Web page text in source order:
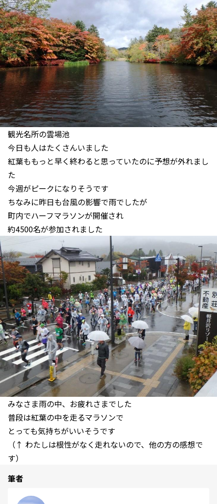
観光名所の雲場池
今日も人はたくさんいました
紅葉ももっと早く終わると思っていたのに予想が外れまし
た
今週がピークになりそうです
ちなみに昨日も台風の影響で雨でしたが
町内でハーフマラソンが開催され
約4500名が参加されました
みなさま雨の中、お疲れさまでした
普段は紅葉の中を走るマラソンで
とっても気持ちがいいそうです
（↑ わたしは根性がなく走れないので、他の方の感想で
す）
筆者